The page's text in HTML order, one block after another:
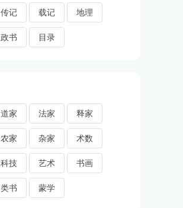
传记 载记 地理
政书 目录
道家 法家 释家
农家 杂家 术数
科技 艺术 书画
类书 蒙学